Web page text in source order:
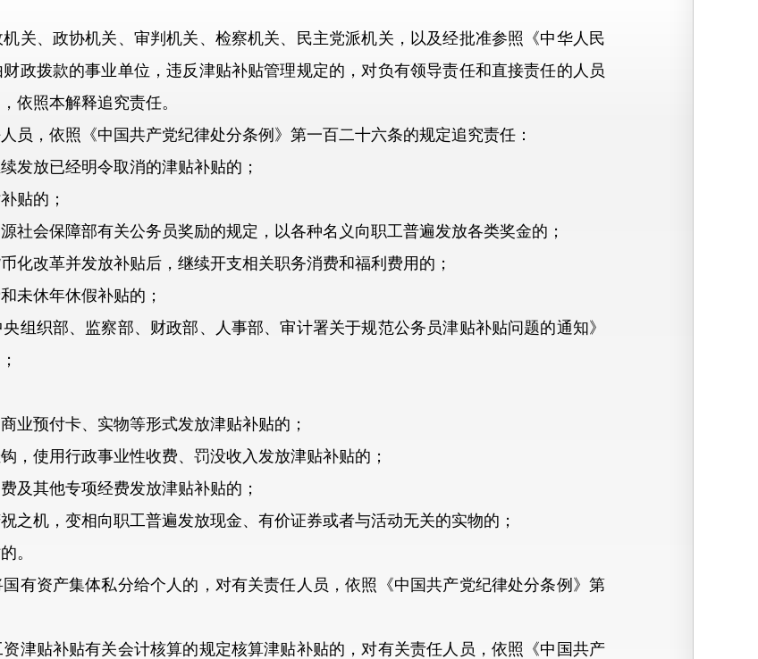
、政协机关、审判机关、检察机关、民主党派机关，以及经批准参照《中华人民
政拨款的事业单位，违反津贴补贴管理规定的，对负有领导责任和直接责任的人员
依照本解释追究责任。
，依照《中国共产党纪律处分条例》第一百二十六条的规定追究责任：
放已经明令取消的津贴补贴的；
贴的；
会保障部有关公务员奖励的规定，以各种名义向职工普遍发放各类奖金的；
改革并发放补贴后，继续开支相关职务消费和福利费用的；
休年休假补贴的；
织部、监察部、财政部、人事部、审计署关于规范公务员津贴补贴问题的通知》
预付卡、实物等形式发放津贴补贴的；
使用行政事业性收费、罚没收入发放津贴补贴的；
其他专项经费发放津贴补贴的；
机，变相向职工普遍发放现金、有价证券或者与活动无关的实物的；
。
资产集体私分给个人的，对有关责任人员，依照《中国共产党纪律处分条例》第
贴补贴有关会计核算的规定核算津贴补贴的，对有关责任人员，依照《中国共产